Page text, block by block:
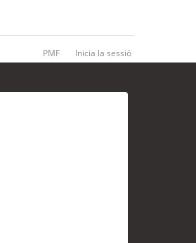
PMF Inicia la sessió